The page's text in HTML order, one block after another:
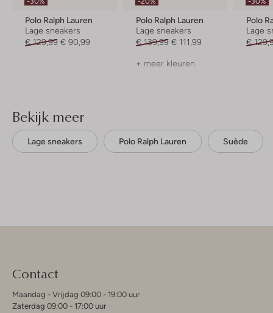
Polo Ralph Lauren
Lage sneakers
€ 129,99 € 90,99
Polo Ralph Lauren
Lage sneakers
€ 139,99 € 111,99
+ meer kleuren
Polo
Lage
€
Bekijk meer
Lage sneakers Polo Ralph Lauren Suède
Contact
Maandag - Vrijdag 09:00 - 19:00 uur
Zaterdag 09:00 - 17:00 uur